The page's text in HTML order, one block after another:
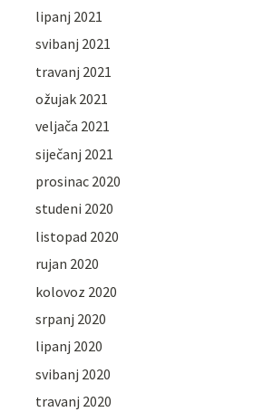
lipanj 2021
svibanj 2021
travanj 2021
ožujak 2021
veljača 2021
siječanj 2021
prosinac 2020
studeni 2020
listopad 2020
rujan 2020
kolovoz 2020
srpanj 2020
lipanj 2020
svibanj 2020
travanj 2020